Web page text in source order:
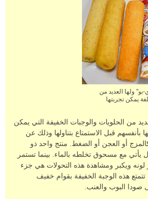
بو" ولها العديد من
يمكن تجربتها
من الحلويات والوجبات الخفيفة التي يمكن
بأنفسهم قبل الاستمتاع بتناولها وذلك عن
أو العجن أو الضغط. منتج واحد ذو
يأتي مع مسحوق تخلطه بالماء. بينما تستمر
لونه ويكبر ومشاهدة هذه التحولات هي جزء
تتمتع هذه الوجبة الخفيفة بقوام خفيف
صودا البوب والعنب.